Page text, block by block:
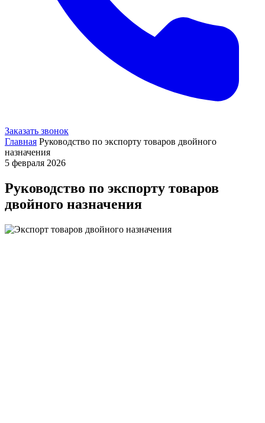
Заказать звонок
Главная Руководство по экспорту товаров двойного
назначения
5 февраля 2026
Руководство по экспорту товаров
двойного назначения